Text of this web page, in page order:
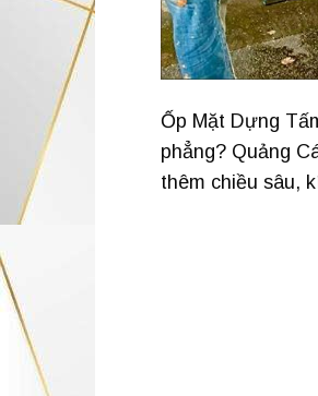
Ốp Mặt Dựng
phẳng? Quảng
thêm chiều sâu,